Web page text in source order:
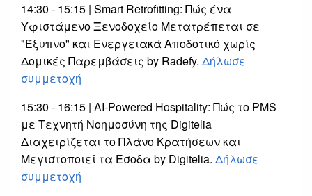
14:30 - 15:15 | Smart Retrofitting: Πώς ένα
Υφιστάμενο Ξενοδοχείο Μετατρέπεται σε
"Έξυπνο" και Ενεργειακά Αποδοτικό χωρίς
Δομικές Παρεμβάσεις by Radefy. Δήλωσε
συμμετοχή
15:30 - 16:15 | AI-Powered Hospitality: Πώς το PMS
με Τεχνητή Νοημοσύνη της Digitelia
Διαχειρίζεται το Πλάνο Κρατήσεων και
Μεγιστοποιεί τα Έσοδα by Digitelia. Δήλωσε
συμμετοχή